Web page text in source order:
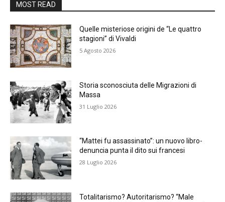
MOST READ
Quelle misteriose origini de “Le quattro
stagioni” di Vivaldi
5 Agosto 2026
Storia sconosciuta delle Migrazioni di
Massa
31 Luglio 2026
“Mattei fu assassinato”: un nuovo libro-
denuncia punta il dito sui francesi
28 Luglio 2026
Totalitarismo? Autoritarismo? “Male